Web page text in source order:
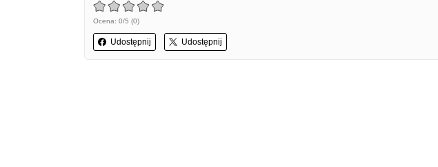
Ocena: 0/5 (0)
Udostępnij Udostępnij